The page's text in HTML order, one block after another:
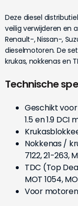
Deze diesel
veilig verwijderen en
Renault-, Nissan-,
dieselmotoren. De
krukas, nokkenas en
Technische
Geschikt
1.5 en 1.9 DCI
Nokkenas /
7122, 21-263,
TDC (Top
MOT 1054,
Voor